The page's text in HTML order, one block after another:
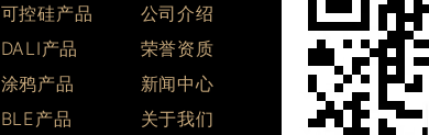
可控硅产品
DALI产品
涂鸦产品
BLE产品
公司介绍
荣誉资质
新闻中心
关于我们